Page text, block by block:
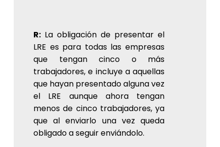
R: La obligación de presentar el
LRE es para todas las empresas
que tengan cinco o más
trabajadores, e incluye a aquellas
que hayan presentado alguna vez
el LRE aunque ahora tengan
menos de cinco trabajadores, ya
que al enviarlo una vez queda
obligado a seguir enviándolo.